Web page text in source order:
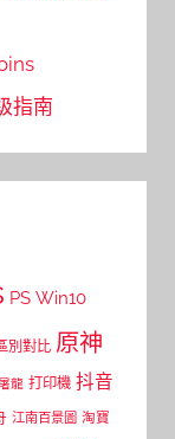
指南
PS Win10
別對比 原神
龍 打印機 抖音
江南百景圖 淘寶